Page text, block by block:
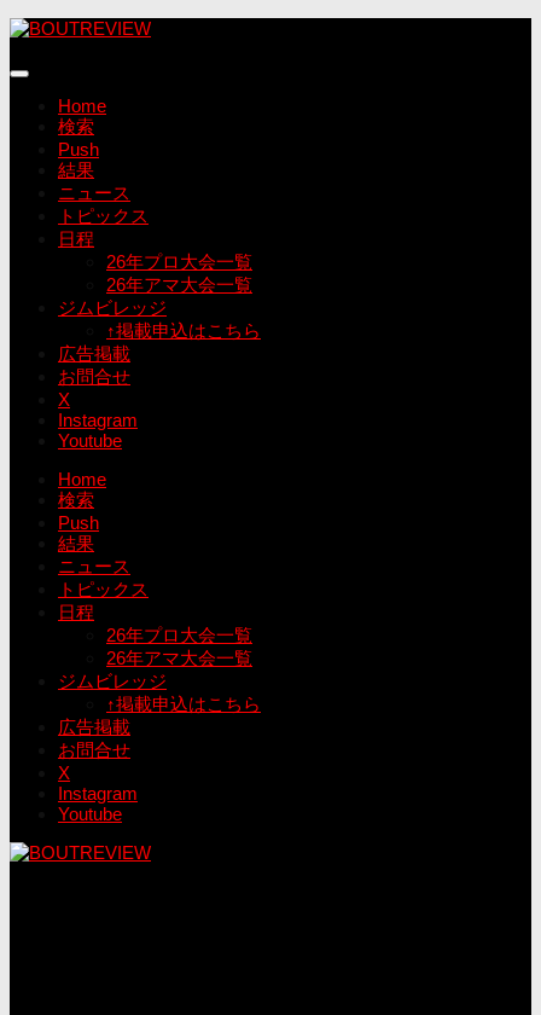
コ
テ
Home
検索
Push
結果
ニュース
トピックス
日程
26年プロ大会一覧
26年アマ大会一覧
ジムビレッジ
↑掲載申込はこちら
広告掲載
お問合せ
X
Instagram
Youtube
Home
検索
Push
結果
ニュース
トピックス
日程
26年プロ大会一覧
26年アマ大会一覧
ジムビレッジ
↑掲載申込はこちら
広告掲載
お問合せ
X
Instagram
Youtube